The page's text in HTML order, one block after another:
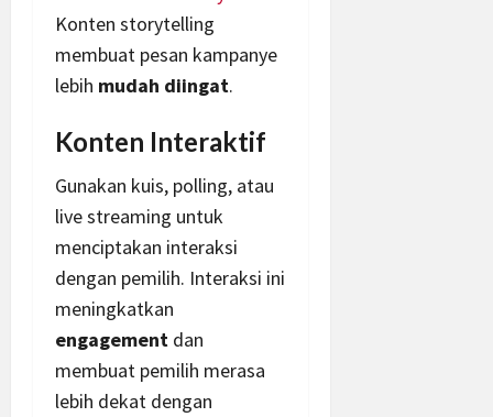
Konten storytelling
membuat pesan kampanye
lebih mudah diingat.
Konten Interaktif
Gunakan kuis, polling, atau
live streaming untuk
menciptakan interaksi
dengan pemilih. Interaksi ini
meningkatkan
engagement dan
membuat pemilih merasa
lebih dekat dengan